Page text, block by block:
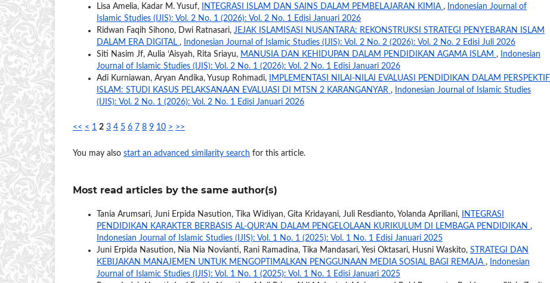
Lisa Amelia, Kadar M. Yusuf,
INTEGRASI ISLAM DAN SAINS DALAM PEMBELAJARAN KIMIA ,
Indonesian Journal of
Islamic Studies (IJIS): Vol. 2 No. 1 (2026): Vol. 2 No. 1 Edisi Januari 2026
Ridwan Faqih Sihono, Dwi Ratnasari, JEJAK ISLAMISASI NUSANTARA: REKONSTRUKSI STRATEGI PENYEBARAN ISLAM
DALAM ERA DIGITAL ,
Indonesian Journal of Islamic Studies (IJIS): Vol. 2 No. 2 (2026): Vol. 2 No. 2 Edisi Juli 2026
Siti Nasim Jf, Aulia ‘Aisyah, Rita Sriayu, MANUSIA DAN KEHIDUPAN DALAM PENDIDIKAN AGAMA ISLAM ,
Indonesian
Journal of Islamic Studies (IJIS): Vol. 2 No. 1 (2026): Vol. 2 No. 1 Edisi Januari 2026
Adi Kurniawan, Aryan Andika, Yusup Rohmadi,
IMPLEMENTASI NILAI-NILAI EVALUASI PENDIDIKAN DALAM PERSPEKTIF
ISLAM: STUDI KASUS PELAKSANAAN EVALUASI DI MTSN 2 KARANGANYAR ,
Indonesian Journal of Islamic Studies
(IJIS): Vol. 2 No. 1 (2026): Vol. 2 No. 1 Edisi Januari 2026
<< < 1 2 3 4 5 6 7 8 9 10 > >>
You may also start an advanced similarity search for this article.
Most read articles by the same author(s)
Tania Arumsari, Juni Erpida Nasution, Tika Widiyan, Gita Kridayani, Juli Resdianto, Yolanda Apriliani,
INTEGRASI
PENDIDIKAN KARAKTER BERBASIS AL-QUR’AN DALAM PENGELOLAAN KURIKULUM DI LEMBAGA PENDIDIKAN ,
Indonesian Journal of Islamic Studies (IJIS): Vol. 1 No. 1 (2025): Vol. 1 No. 1 Edisi Januari 2025
Juni Erpida Nasution, Nia Nia Novianti, Rani Ramadina, Tika Mandasari, Yesi Oktasari, Husni Waskito, STRATEGI DAN
KEBIJAKAN MANAJEMEN UNTUK MENGOPTIMALKAN PENGGUNAAN MEDIA SOSIAL BAGI REMAJA ,
Indonesian
Journal of Islamic Studies (IJIS): Vol. 1 No. 1 (2025): Vol. 1 No. 1 Edisi Januari 2025